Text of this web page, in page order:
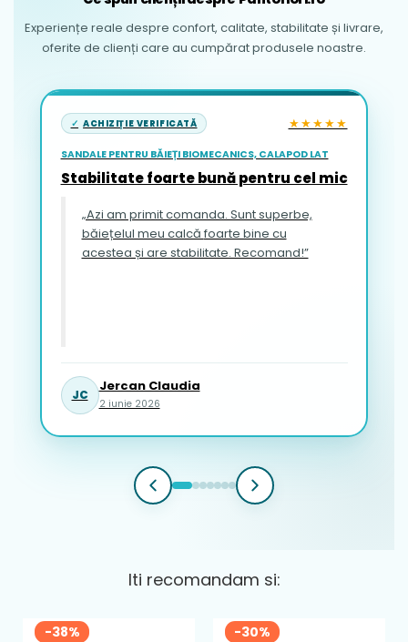
Experiențe reale despre confort, calitate, stabilitate și livrare,
oferite de clienți care au cumpărat produsele noastre.
ACHIZIȚIE VERIFICATĂ ★★★★★
SANDALE PENTRU BĂIEȚI BIOMECANICS, CALAPOD LAT
Stabilitate foarte bună pentru cel mic
„Azi am primit comanda. Sunt superbe,
băiețelul meu calcă foarte bine cu
acestea și are stabilitate. Recomand!”
JC
Jercan Claudia
2 iunie 2026
Iti recomandam si:
-38% -30%